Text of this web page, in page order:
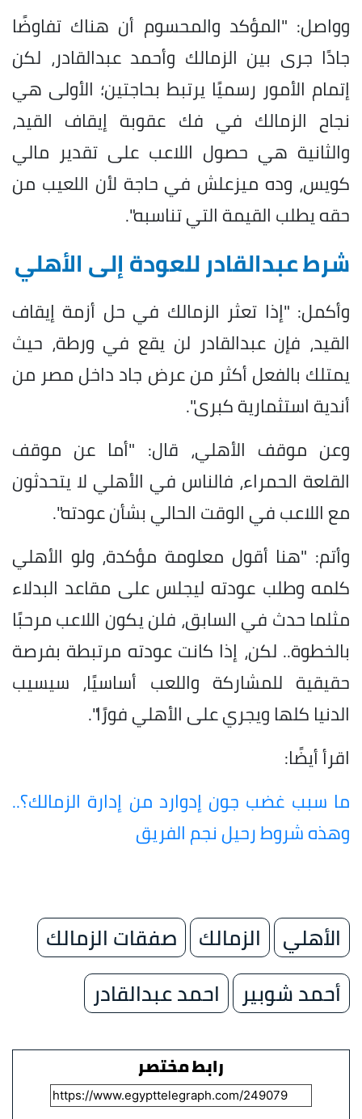
وواصل: "المؤكد والمحسوم أن هناك تفاوضًا
جادًا جرى بين الزمالك وأحمد عبدالقادر، لكن
إتمام الأمور رسميًا يرتبط بحاجتين؛ الأولى هي
نجاح الزمالك في فك عقوبة إيقاف القيد،
والثانية هي حصول اللاعب على تقدير مالي
كويس، وده ميزعلش في حاجة لأن اللعيب من
حقه يطلب القيمة التي تناسبه".
شرط عبدالقادر للعودة إلى الأهلي
وأكمل: "إذا تعثر الزمالك في حل أزمة إيقاف
القيد، فإن عبدالقادر لن يقع في ورطة، حيث
يمتلك بالفعل أكثر من عرض جاد داخل مصر من
أندية استثمارية كبرى".
وعن موقف الأهلي، قال: "أما عن موقف
القلعة الحمراء، فالناس في الأهلي لا يتحدثون
مع اللاعب في الوقت الحالي بشأن عودته".
وأتم: "هنا أقول معلومة مؤكدة، ولو الأهلي
كلمه وطلب عودته ليجلس على مقاعد البدلاء
مثلما حدث في السابق، فلن يكون اللاعب مرحبًا
بالخطوة.. لكن، إذا كانت عودته مرتبطة بفرصة
حقيقية للمشاركة واللعب أساسيًا، سيسيب
الدنيا كلها ويجري على الأهلي فورًا".
اقرأ أيضًا:
ما سبب غضب جون إدوارد من إدارة الزمالك؟..
وهذه شروط رحيل نجم الفريق
الأهلي الزمالك
صفقات الزمالك
أحمد شوبير
احمد عبدالقادر
رابط مختصر